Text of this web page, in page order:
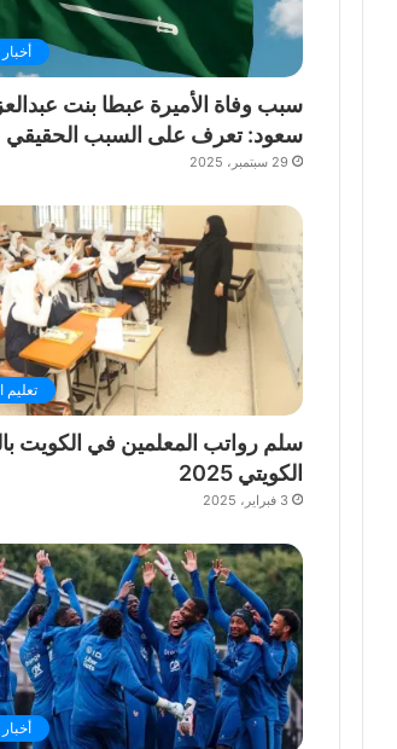
سبب وفاة الأميرة عبطا بنت
سعود: تعرف على السبب الحقيقي
29 سبتمبر، 2025
تعليم
سلم رواتب المعلمين في الكويت
الكويتي 2025
3 فبراير، 2025